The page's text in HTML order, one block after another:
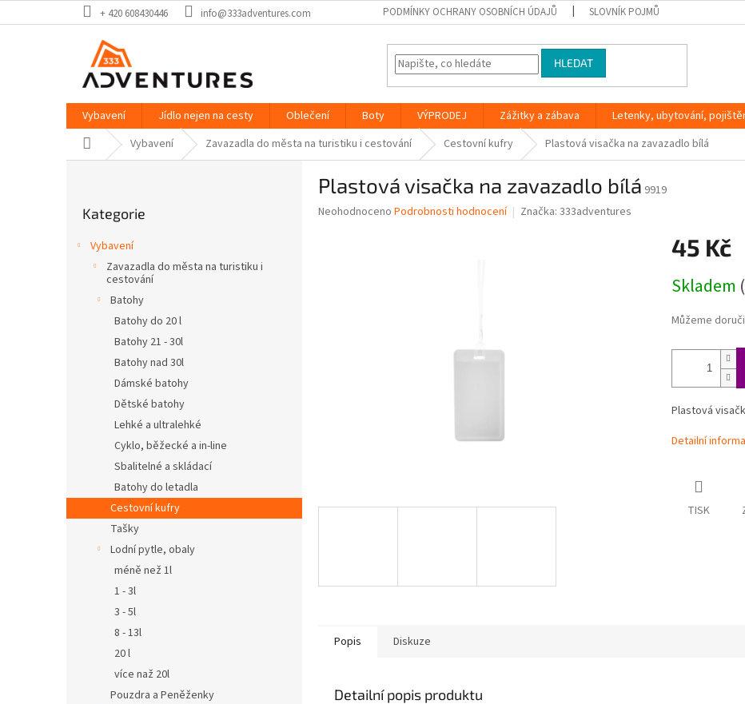
na
+ 420 608430446 info@333adventures.com PODMÍNKY OCHRANY OSOBNÍCH ÚDAJŮ SLOVNÍK POJMŮ
HLEDAT
Vybavení Jídlo nejen na cesty Oblečení Boty VÝPRODEJ Zážitky a zábava Letenky, ubytování,
Domů Vybavení Zavazadla do města na turistiku i cestování Cestovní kufry Plastová visačka na zavazadlo bílá
kategorie
Kategorie
Vybavení
Zavazadla do města na turistiku i
cestování
Batohy
Batohy do 20 l
Batohy 21 - 30l
Batohy nad 30l
Dámské batohy
Dětské batohy
Lehké a ultralehké
Cyklo, běžecké a in-line
Sbalitelné a skládací
Batohy do letadla
Cestovní kufry
Tašky
Lodní pytle, obaly
méně než 1l
1 - 3l
3 - 5l
8 - 13l
20 l
více naž 20l
Pouzdra a Peněženky
Plastová visačka na zavazadlo bílá 9919
Průměrné
Neohodnoceno Podrobnosti hodnocení Značka: 333adventures
45 Kč
cena:
Skladem
Můžeme
Plastová
Detailní
TISK
Popis Diskuze
Detailní popis produktu